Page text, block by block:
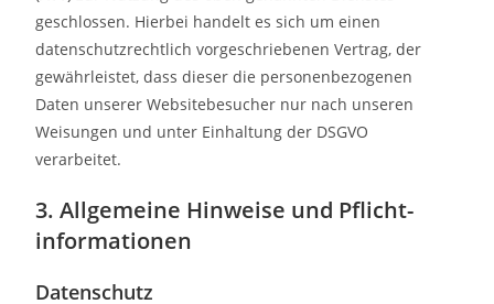
geschlossen. Hierbei handelt es sich um einen
datenschutzrechtlich vorgeschriebenen Vertrag, der
gewährleistet, dass dieser die personenbezogenen
Daten unserer Websitebesucher nur nach unseren
Weisungen und unter Einhaltung der DSGVO
verarbeitet.
3. Allgemeine Hinweise und Pflicht­
informationen
Datenschutz